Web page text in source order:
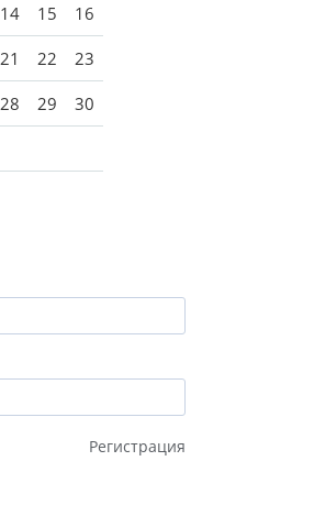
14 15 16
21 22 23
28 29 30
Регистрация